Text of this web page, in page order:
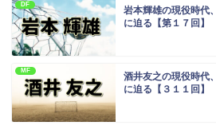
DF
岩本輝雄の現役時代
に迫る【第１７回】
MF
酒井友之の現役時代
に迫る【３１１回】